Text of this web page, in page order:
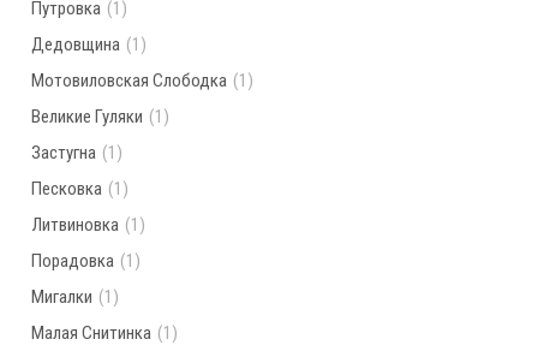
Путровка (1)
Дедовщина (1)
Мотовиловская Слободка (1)
Великие Гуляки (1)
Застугна (1)
Песковка (1)
Литвиновка (1)
Порадовка (1)
Мигалки (1)
Малая Снитинка (1)